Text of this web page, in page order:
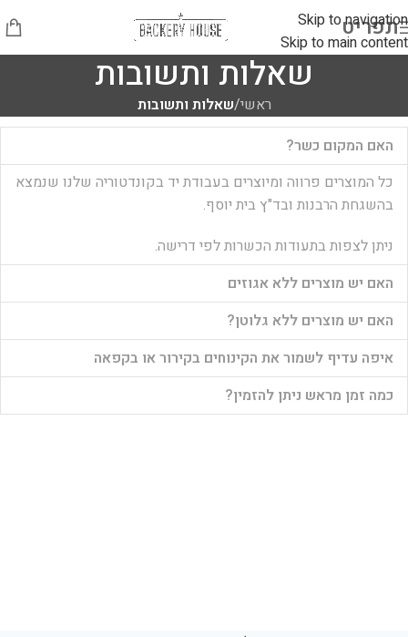
Skip to navigation
Skip to main content
תפריט
שאלות ותשובות
ראשי/שאלות ותשובות
האם המקום כשר?
כל המוצרים פרווה ומיוצרים בעבודת יד בקונדטוריה שלנו שנמצא
בהשגחת הרבנות ובד"ץ בית יוסף.
ניתן לצפות בתעודות הכשרות לפי דרישה.
האם יש מוצרים ללא אגוזים
האם יש מוצרים ללא גלוטן?
איפה עדיף לשמור את הקינוחים בקירור או בקפאה
כמה זמן מראש ניתן להזמין?